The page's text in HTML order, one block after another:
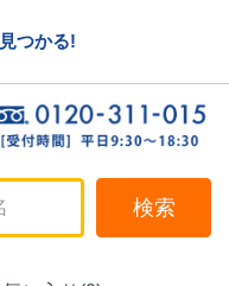
つかる!
検索